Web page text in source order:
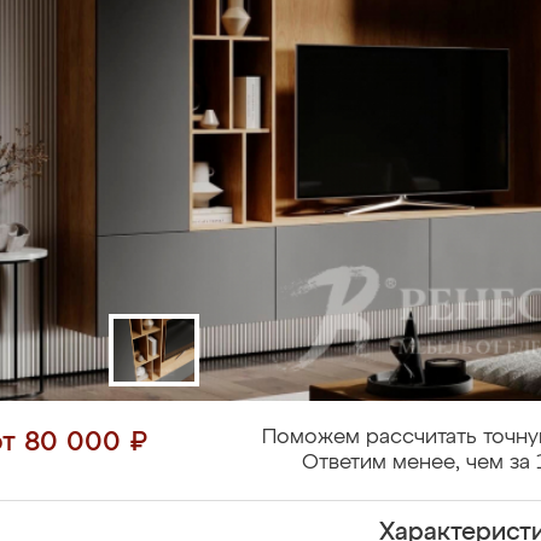
80 000 ₽
Поможем рассчитать
Ответим менее, чем за